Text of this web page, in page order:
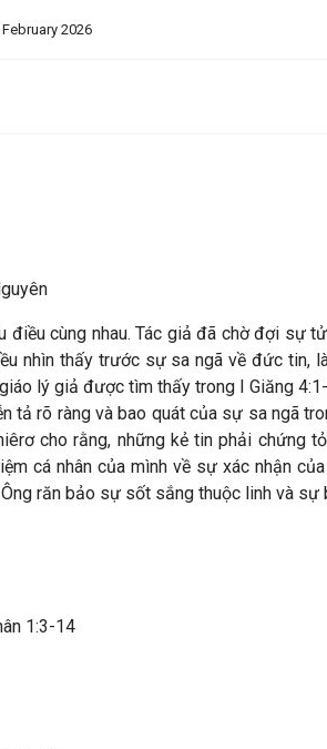
2026
cùng nhau. Tác giả đã chờ đợi sự
nhìn thấy trước sự sa ngã về đức
lý giả được tìm thấy trong I Giăng
rõ ràng và bao quát của sự sa ngã
cho rằng, những kẻ tin phải
cá nhân của mình về sự xác nhận
răn bảo sự sốt sắng thuộc linh và sự
1:3-14